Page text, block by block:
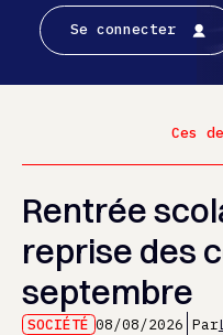
Se connecter
Ces
Rentrée
reprise des
septembre
SOCIÉTÉ 08/08/2026 Par